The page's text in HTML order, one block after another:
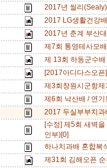
2017년 씰리
2017 LG생활건강
2017년 춘계 부산
제7회 통영테사모
제 13회 하동군수
[2017아디다스오
제3회창원시군항
제6회 낙산배 / 연
2017 두실부부치
[수정] 제5회 새벽
인부)[0]
하나치과배 혼합복
제31회 김해오픈